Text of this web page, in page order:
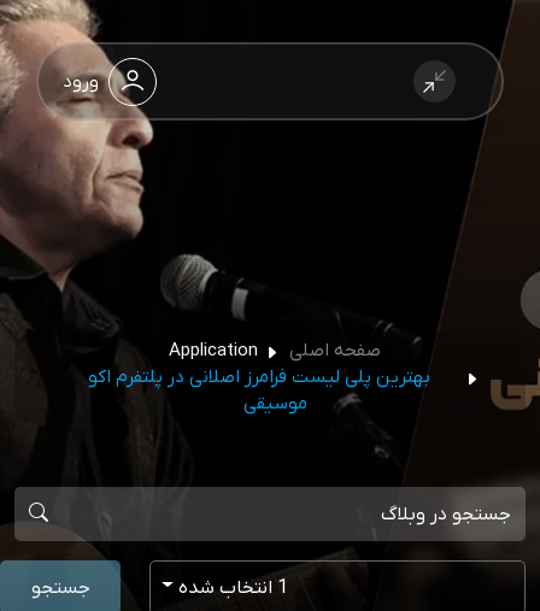
ورود
صفحه اصلی
Application
بهترین پلی لیست فرامرز اصلانی در پلتفرم اکو
موسیقی
1 انتخاب شده جستجو